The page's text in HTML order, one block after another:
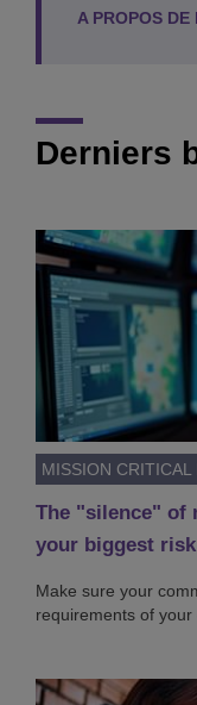
A PROPOS DE
Derniers
MISSION CRITICAL
The "silence" of
your biggest risk
Make sure your
requirements of